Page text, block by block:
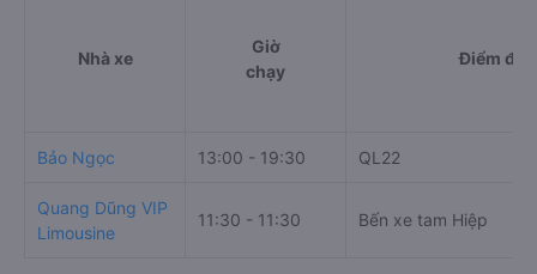
Nhà xe
Giờ
chạy
Điểm đi
Bảo Ngọc 13:00 - 19:30 QL22
Quang Dũng VIP
Limousine
11:30 - 11:30 Bến xe tam Hiệp